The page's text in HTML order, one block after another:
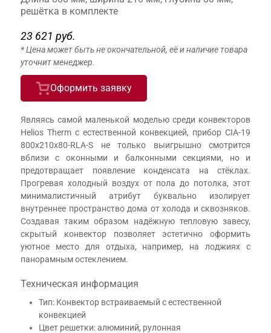
решётка в комплекте
23 621 руб.
* Цена может быть не окончательной, её и наличие товара
уточнит менеджер.
Оформить заявку
Являясь самой маленькой моделью среди конвекторов
Helios Therm с естественной конвекцией, прибор CIA-19
800x210x80-RLA-S не только выигрышно смотрится
вблизи с оконными и балконными секциями, но и
предотвращает появление конденсата на стёклах.
Прогревая холодный воздух от пола до потолка, этот
минималистичный атрибут буквально изолирует
внутреннее пространство дома от холода и сквозняков.
Создавая таким образом надёжную тепловую завесу,
скрытый конвектор позволяет эстетично оформить
уютное место для отдыха, например, на лоджиях с
панорамным остеклением.
Техническая информация
Тип: Конвектор встраиваемый с естественной
конвекцией
Цвет решетки: алюминий, рулонная